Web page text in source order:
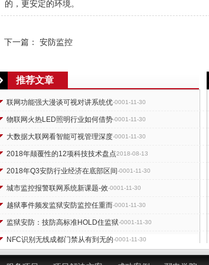
的，更安定的环境。
下一篇： 安防监控
推荐文章
联网功能强大漫谈可视对讲系统优-0001-11-30
物联网火热LED照明行业如何借势-0001-11-30
大数据大联网看智能可视管理深度-0001-11-30
2018年颠覆性的12项科技技术盘点2018-08-13
2018年Q3安防行业经济在底部区间-0001-11-30
城市监控报警联网系统新课题-效-0001-11-30
越狱事件频发监狱安防监控任重而-0001-11-30
监狱安防：技防高标准HOLD住监狱-0001-11-30
NFC识别无线成都门禁从有到无的-0001-11-30
解秘:家庭安防系统组成及技术应-0001-11-30